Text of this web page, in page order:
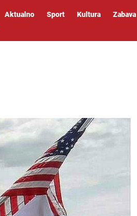
Aktualno Sport Kultura Zabava